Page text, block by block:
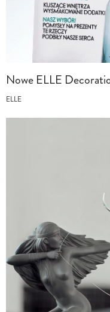
Nowe ELLE
ELLE